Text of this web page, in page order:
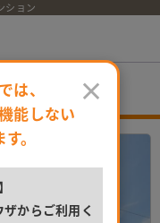
ション
×
は、
能しない
。
からご利用く